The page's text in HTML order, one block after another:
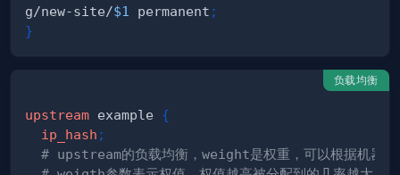
g/new-site/$1 permanent ;
}
负载均衡
upstream example
{
ip_hash ;
# upstream的负载均衡，weight是权重，可以根据机器配